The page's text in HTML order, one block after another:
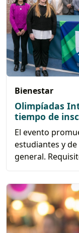
Bienestar
Olimpíadas
tiempo de
El evento
estudiantes y
general.